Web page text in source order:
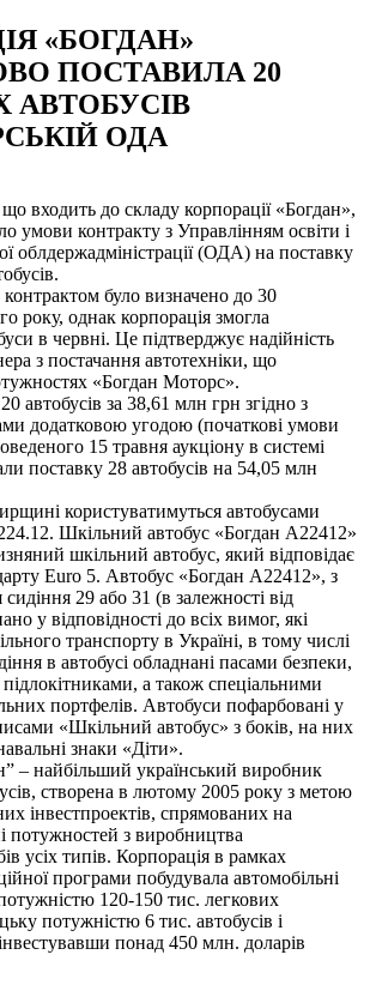
«БОГДАН»
ПОСТАВИЛА 20
АВТОБУСІВ
ОДА
входить до складу корпорації «Богдан»,
умови контракту з Управлінням освіти і
облдержадміністрації (ОДА) на поставку
було визначено до 30
року, однак корпорація змогла
в червні. Це підтверджує надійність
з постачання автотехніки, що
«Богдан Моторс».
автобусів за 38,61 млн грн згідно з
додатковою угодою (початкові умови
15 травня аукціону в системі
поставку 28 автобусів на 54,05 млн
користуватимуться автобусами
Шкільний автобус «Богдан А22412»
шкільний автобус, який відповідає
Euro 5. Автобус «Богдан А22412», з
сидіння 29 або 31 (в залежності від
у відповідності до всіх вимог, які
транспорту в Україні, в тому числі
в автобусі обладнані пасами безпеки,
а також спеціальними
портфелів. Автобуси пофарбовані у
«Шкільний автобус» з боків, на них
знаки «Діти».
– найбільший український виробник
створена в лютому 2005 року з метою
інвестпроектів, спрямованих на
потужностей з виробництва
усіх типів. Корпорація в рамках
програми побудувала автомобільні
120-150 тис. легкових
потужністю 6 тис. автобусів і
понад 450 млн. доларів